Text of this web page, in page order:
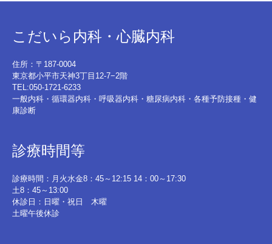
こだいら内科・心臓内科
住所：〒187-0004
東京都小平市天神3丁目12-7−2階
TEL:050-1721-6233
一般内科・循環器内科・呼吸器内科・糖尿病内科・各種予防接種・健
康診断
診療時間等
診療時間：月火水金8：45～12:15 14：00～17:30
土8：45～13:00
休診日：日曜・祝日 木曜
土曜午後休診